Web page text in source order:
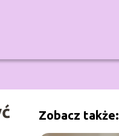
Zobacz także: